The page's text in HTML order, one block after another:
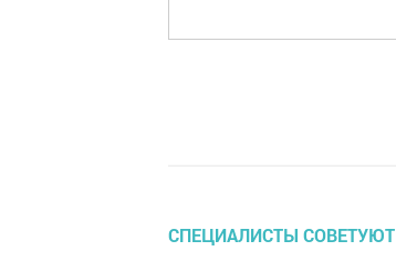
СПЕЦИАЛИСТЫ СОВЕТУЮТ